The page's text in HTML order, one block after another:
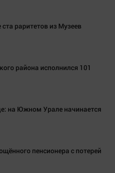
раритетов из Музеев
района исполнился 101
на Южном Урале начинается
пенсионера с потерей